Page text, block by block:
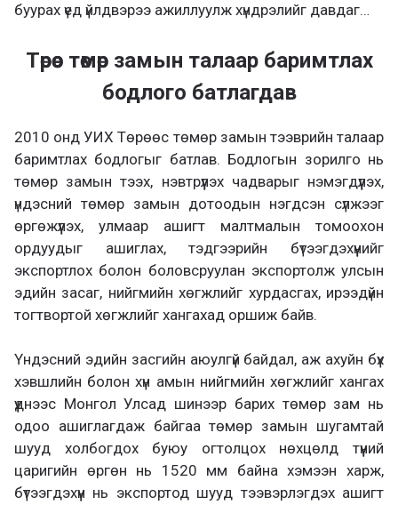
буурах үед үйлдвэрээ ажиллуулж хүндрэлийг давдаг…
Төрөөс төмөр замын талаар баримтлах
бодлого батлагдав
2010 онд УИХ Төрөөс төмөр замын тээврийн талаар
баримтлах бодлогыг батлав. Бодлогын зорилго нь
төмөр замын тээх, нэвтрүүлэх чадварыг нэмэгдүүлэх,
үндэсний төмөр замын дотоодын нэгдсэн сүлжээг
өргөжүүлэх, улмаар ашигт малтмалын томоохон
ордуудыг ашиглах, тэдгээрийн бүтээгдэхүүнийг
экспортлох болон боловсруулан экспортолж улсын
эдийн засаг, нийгмийн хөгжлийг хурдасгах, ирээдүйн
тогтвортой хөгжлийг хангахад оршиж байв.
Үндэсний эдийн засгийн аюулгүй байдал, аж ахуйн бүх
хэвшлийн болон хүн амын нийгмийн хөгжлийг хангах
үүднээс Монгол Улсад шинээр барих төмөр зам нь
одоо ашиглагдаж байгаа төмөр замын шугамтай
шууд холбогдох буюу огтолцох нөхцөлд түүний
царигийн өргөн нь 1520 мм байна хэмээн харж,
бүтээгдэхүүн нь экспортод шууд тээвэрлэгдэх ашигт